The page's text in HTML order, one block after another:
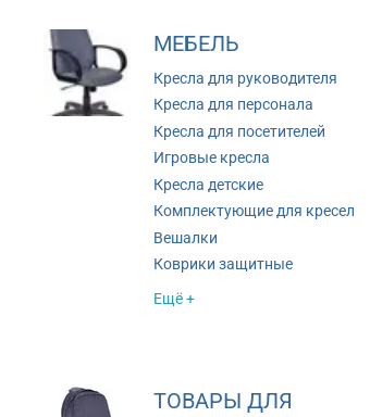
МЕБЕЛЬ
Кресла для руководителя
Кресла для персонала
Кресла для посетителей
Игровые кресла
Кресла детские
Комплектующие для кресел
Вешалки
Коврики защитные
Ещё +
ТОВАРЫ ДЛЯ